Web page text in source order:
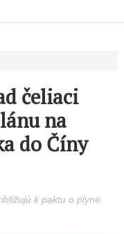
čeliaci
na
do Číny
k paktu o plyne.